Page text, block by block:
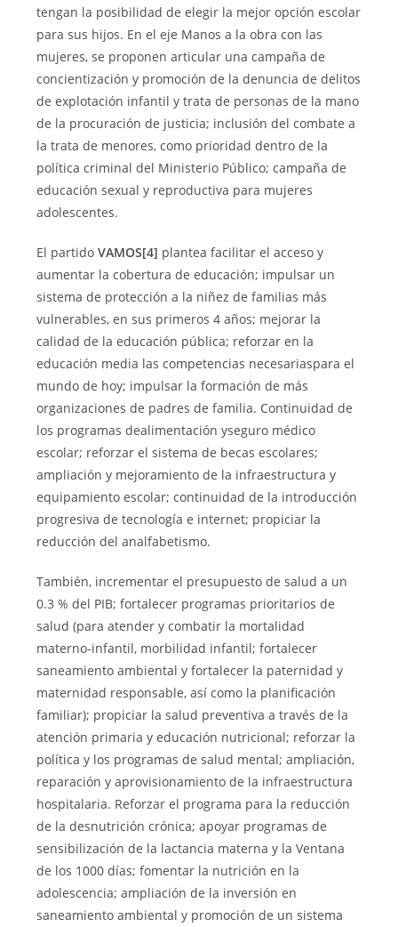
tengan la posibilidad de elegir la mejor opción escolar
para sus hijos. En el eje Manos a la obra con las
mujeres, se proponen articular una campaña de
concientización y promoción de la denuncia de delitos
de explotación infantil y trata de personas de la mano
de la procuración de justicia; inclusión del combate a
la trata de menores, como prioridad dentro de la
política criminal del Ministerio Público; campaña de
educación sexual y reproductiva para mujeres
adolescentes.
El partidoVAMOS[4] plantea facilitar el acceso y
aumentar la cobertura de educación; impulsar un
sistema de protección a la niñez de familias más
vulnerables, en sus primeros 4 años; mejorar la
calidad de la educación pública; reforzar en la
educación media las competencias necesariaspara el
mundo de hoy; impulsar la formación de más
organizaciones de padres de familia. Continuidad de
los programas dealimentación yseguro médico
escolar; reforzar el sistema de becas escolares;
ampliación y mejoramiento de la infraestructura y
equipamiento escolar; continuidad de la introducción
progresiva de tecnología e internet; propiciar la
reducción del analfabetismo.
También, incrementar el presupuesto de salud a un
0.3 % del PIB; fortalecer programas prioritarios de
salud (para atender y combatir la mortalidad
materno-infantil, morbilidad infantil; fortalecer
saneamiento ambiental y fortalecer la paternidad y
maternidad responsable, así como la planificación
familiar); propiciar la salud preventiva a través de la
atención primaria y educación nutricional; reforzar la
política y los programas de salud mental; ampliación,
reparación y aprovisionamiento de la infraestructura
hospitalaria. Reforzar el programa para la reducción
de la desnutrición crónica; apoyar programas de
sensibilización de la lactancia materna y la Ventana
de los 1000 días; fomentar la nutrición en la
adolescencia; ampliación de la inversión en
saneamiento ambiental y promoción de un sistema